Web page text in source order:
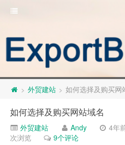
> 外贸建站 > 如何选择及购买网
如何选择及购买网站域名
外贸建站 Andy 4年
次浏览
9个评论